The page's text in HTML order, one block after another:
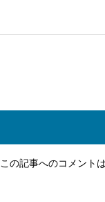
この記事へのコメント